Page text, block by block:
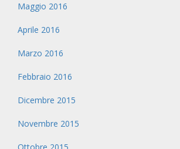
Maggio 2016
Aprile 2016
Marzo 2016
Febbraio 2016
Dicembre 2015
Novembre 2015